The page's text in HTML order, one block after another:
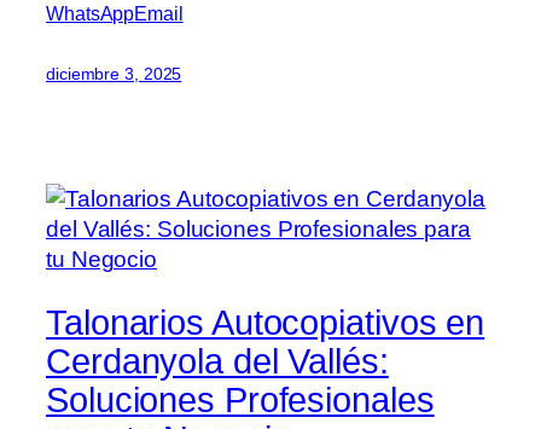
WhatsAppEmail
diciembre 3, 2025
Talonarios Autocopiativos en
Cerdanyola del Vallés:
Soluciones Profesionales